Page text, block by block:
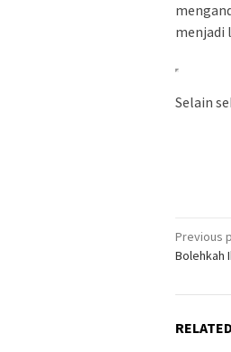
menjadi
Selain
Post
Previous
Bolehkah